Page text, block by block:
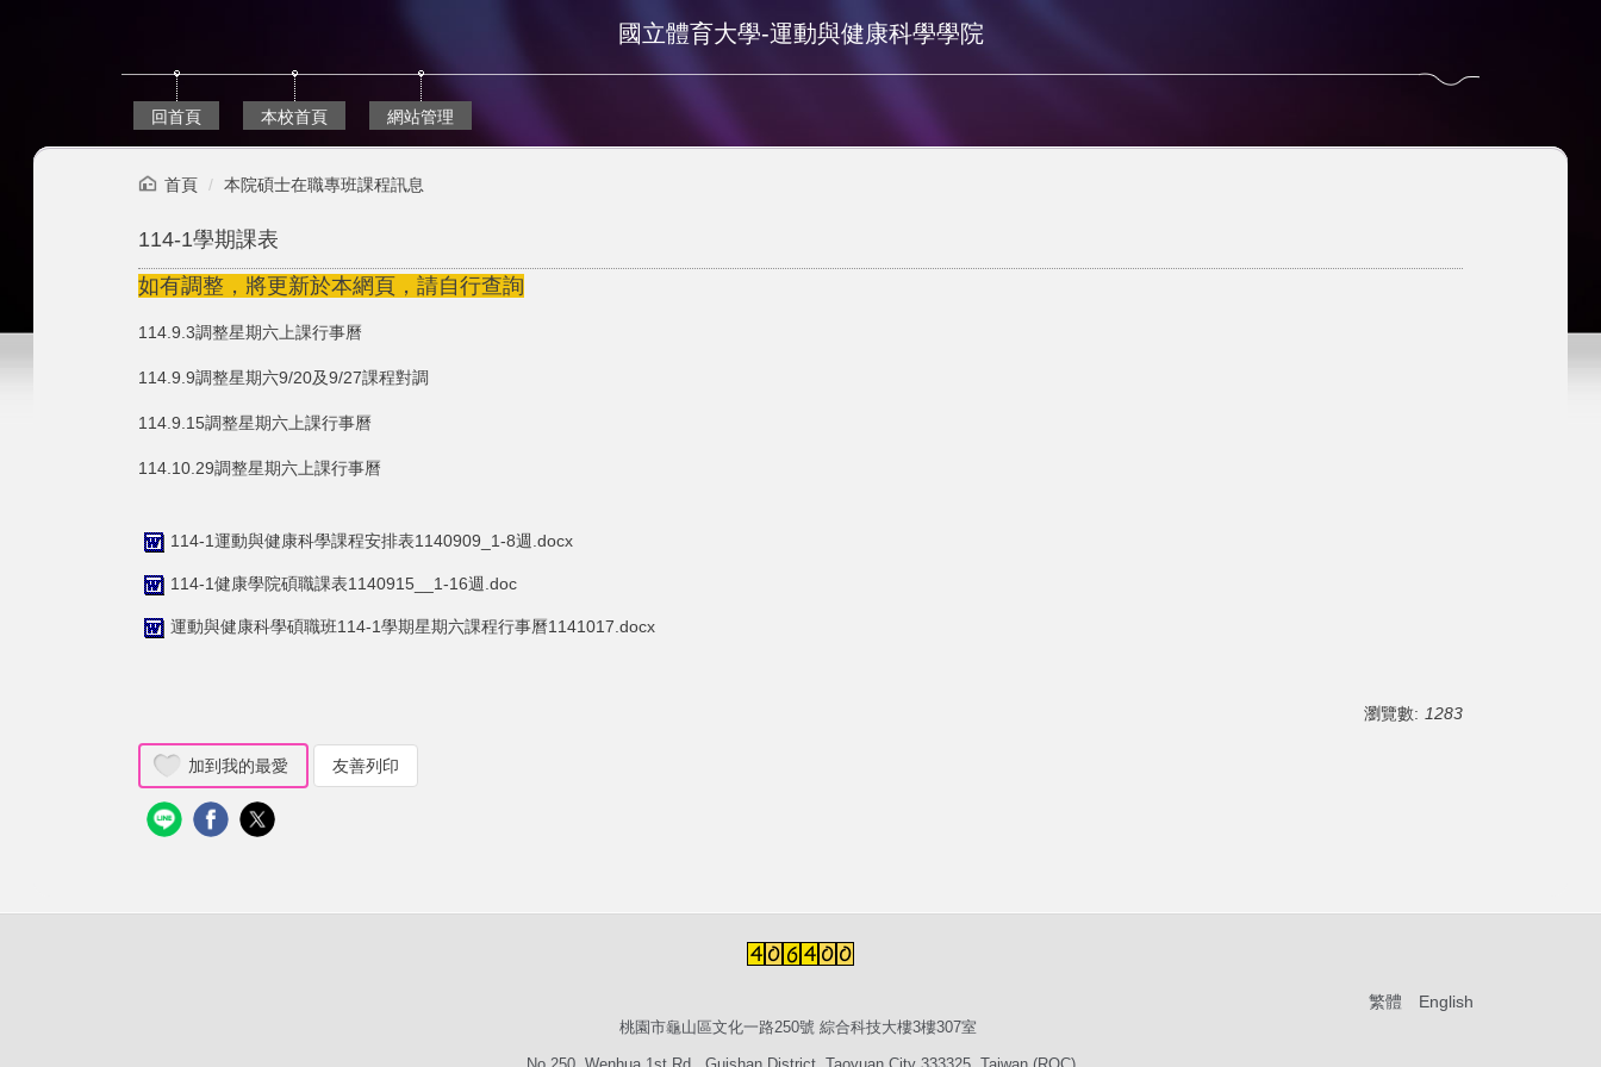
國立體育大學-運動與健康科學學院
回首頁 本校首頁 網站管理
首頁 本院碩士在職專班課程訊息
114-1學期課表
如有調整，將更新於本網頁，請自行查詢
114.9.3調整星期六上課行事曆
114.9.9調整星期六9/20及9/27課程對調
114.9.15調整星期六上課行事曆
114.10.29調整星期六上課行事曆
114-1運動與健康科學課程安排表1140909_1-8週.docx
114-1健康學院碩職課表1140915__1-16週.doc
運動與健康科學碩職班114-1學期星期六課程行事曆1141017.docx
瀏覽數: 1283
加到我的最愛 友善列印
繁體 English
桃園市龜山區文化一路250號 綜合科技大樓3樓307室